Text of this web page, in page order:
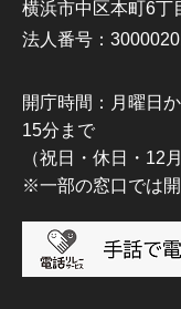
横浜市中区本町6丁
法人番号：
開庁時間：月曜日
15分まで
（祝日・休日・12
※一部の窓口では